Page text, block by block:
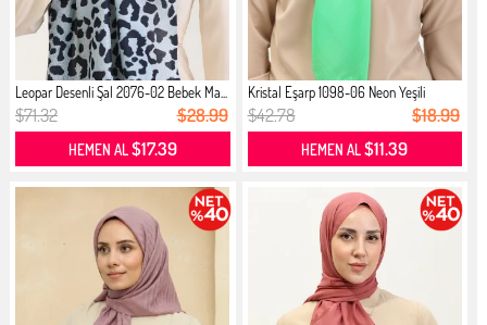
Leopar Desenli Şal 2076-02 Bebek Ma...
$71.32 $28.99
HEMEN AL$17.39
Kristal Eşarp 1098-06 Neon Yeşili
$42.78 $18.99
HEMEN AL$11.39